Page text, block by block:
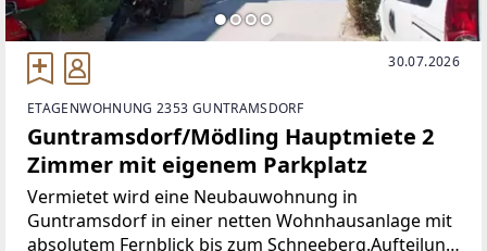
30.07.2026
ETAGENWOHNUNG 2353 GUNTRAMSDORF
Guntramsdorf/Mödling Hauptmiete 2
Zimmer mit eigenem Parkplatz
Vermietet wird eine Neubauwohnung in
Guntramsdorf in einer netten Wohnhausanlage mit
absolutem Fernblick bis zum Schneeberg.Aufteilung